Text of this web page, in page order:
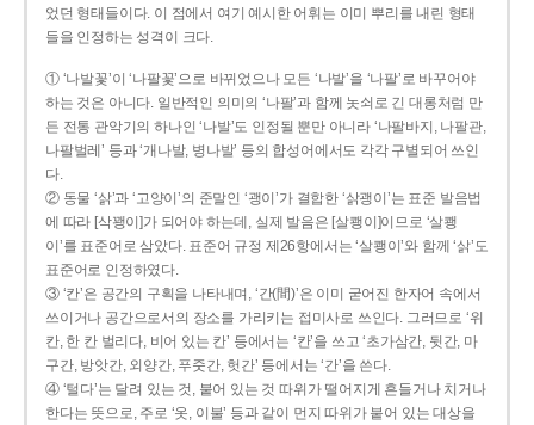
었던 형태들이다. 이 점에서 여기 예시한 어휘는 이미 뿌리를 내린 형태
들을 인정하는 성격이 크다.
① ‘나발꽃’이 ‘나팔꽃’으로 바뀌었으나 모든 ‘나발’을 ‘나팔’로 바꾸어야
하는 것은 아니다. 일반적인 의미의 ‘나팔’과 함께 놋쇠로 긴 대롱처럼 만
든 전통 관악기의 하나인 ‘나발’도 인정될 뿐만 아니라 ‘나팔바지, 나팔관,
나팔벌레’ 등과 ‘개나발, 병나발’ 등의 합성어에서도 각각 구별되어 쓰인
다.
② 동물 ‘삵’과 ‘고양이’의 준말인 ‘괭이’가 결합한 ‘삵괭이’는 표준 발음법
에 따라 [삭꽹이]가 되어야 하는데, 실제 발음은 [살쾡이]이므로 ‘살쾡
이’를 표준어로 삼았다. 표준어 규정 제26항에서는 ‘살쾡이’와 함께 ‘삵’도
표준어로 인정하였다.
③ ‘칸’은 공간의 구획을 나타내며, ‘간(間)’은 이미 굳어진 한자어 속에서
쓰이거나 공간으로서의 장소를 가리키는 접미사로 쓰인다. 그러므로 ‘위
칸, 한 칸 벌리다, 비어 있는 칸’ 등에서는 ‘칸’을 쓰고 ‘초가삼간, 뒷간, 마
구간, 방앗간, 외양간, 푸줏간, 헛간’ 등에서는 ‘간’을 쓴다.
④ ‘털다’는 달려 있는 것, 붙어 있는 것 따위가 떨어지게 흔들거나 치거나
한다는 뜻으로, 주로 ‘옷, 이불’ 등과 같이 먼지 따위가 붙어 있는 대상을